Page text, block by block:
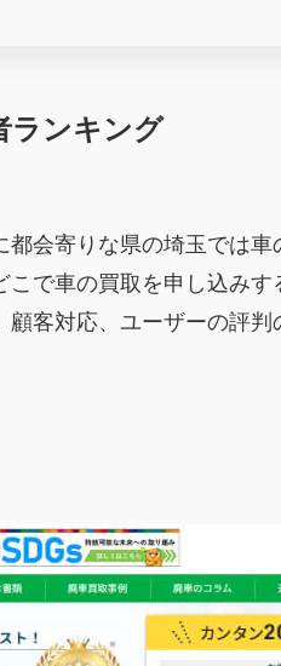
ランキング
会寄りな県の埼玉では
で車の買取を申し込み
客対応、ユーザーの評